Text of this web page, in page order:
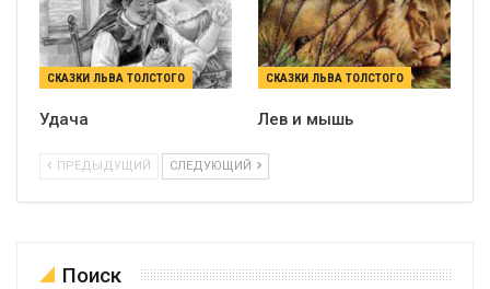
СКАЗКИ ЛЬВА ТОЛСТОГО
Удача
СКАЗКИ ЛЬВА ТОЛСТОГО
Лев и мышь
ПРЕДЫДУЩИЙ СЛЕДУЮЩИЙ
Поиск